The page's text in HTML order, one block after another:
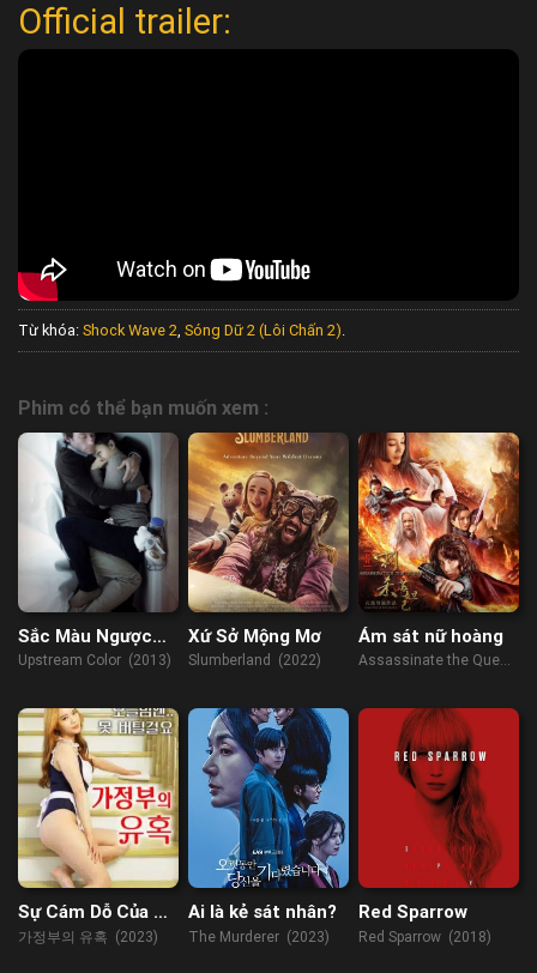
Official trailer:
Từ khóa: Shock Wave 2 Sóng Dữ 2 (Lôi Chấn 2)
Phim có thể bạn muốn xem :
Sắc Màu Ngược
Dòng
Upstream Color (2013)
Xứ Sở Mộng Mơ
Slumberland (2022)
Ám sát nữ hoàng
Assassinate the Queen
Sự Cám Dỗ Của Cô
Hầu Gái
가정부의 유혹 (2023)
Ai là kẻ sát nhân?
The Murderer (2023)
Red Sparrow
Red Sparrow (2018)